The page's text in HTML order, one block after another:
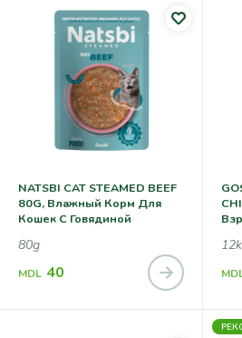
NATSBI CAT STEAMED BEEF
80G, Влажный Корм Для
Кошек С Говядиной
80g
MDL 40